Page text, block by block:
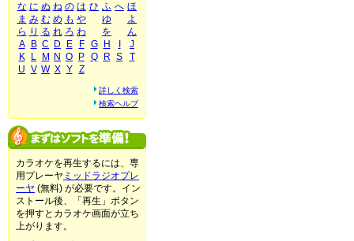
な に ぬ ね の は ひ ふ へ ほ
ま み む め も や ゆ
よ
ら り る れ ろ わ を
ん
A
B C D E F G H
J
K
L M N O P Q R S
T
U V W X Y Z
詳しく検索
検索ヘルプ
カラオケを再生するには、専
用プレーヤ ミッドラジオプレ
ーヤ (無料) が必要です。イン
ストール後、「再生」ボタン
を押すとカラオケ画面が立ち
上がります。